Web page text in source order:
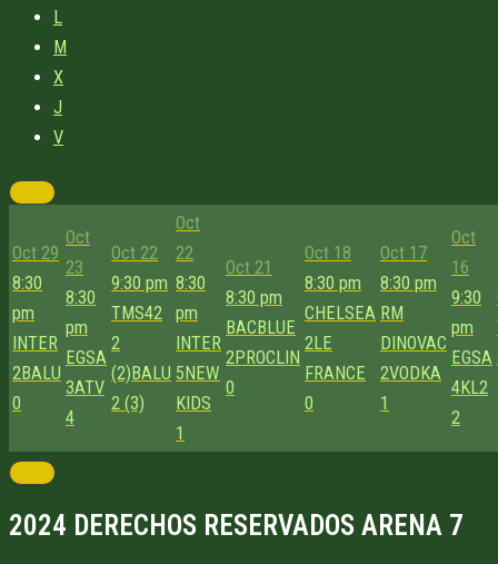
L
M
X
J
V
Oct 29
8:30
pm
INTER
2BALU
0
Oct
23
8:30
pm
EGSA
3ATV
4
Oct 22
9:30 pm
TMS42
2
(2)BALU
2 (3)
Oct
22
8:30
pm
INTER
5NEW
KIDS
1
Oct 21
8:30 pm
BACBLUE
2PROCLIN
0
Oct 18
8:30 pm
CHELSEA
2LE
FRANCE
0
Oct 17
8:30 pm
RM
DINOVAC
2VODKA
1
Oct
16
9:30
pm
EGSA
4KL2
2
2024 DERECHOS RESERVADOS ARENA 7